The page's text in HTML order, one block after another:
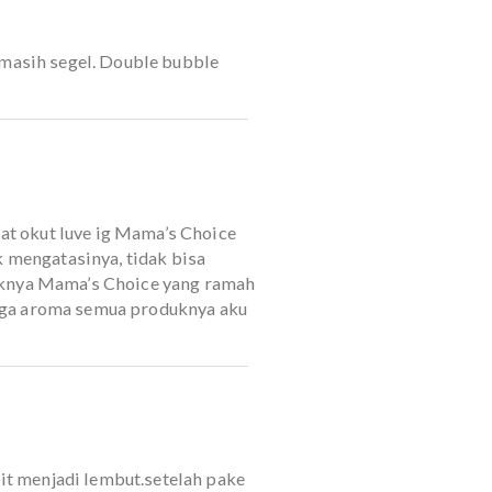
krim berwarna putih agak sedikit cair.
dingin, menenangkan kulit, dan tidak
sekitar 3 hari pemakaian.